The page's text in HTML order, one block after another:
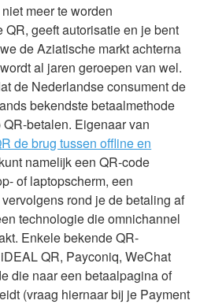
meer te worden
geeft autorisatie en je bent
de Aziatische markt achterna
al jaren geroepen van wel.
de Nederlandse consument de
bekendste betaalmethode
betalen. Eigenaar van
de brug tussen offline en
namelijk een QR-code
of laptopscherm, een
rond je de betaling af
technologie die omnichannel
Enkele bekende QR-
QR, Payconiq, WeChat
die naar een betaalpagina of
(vraag hiernaar bij je Payment